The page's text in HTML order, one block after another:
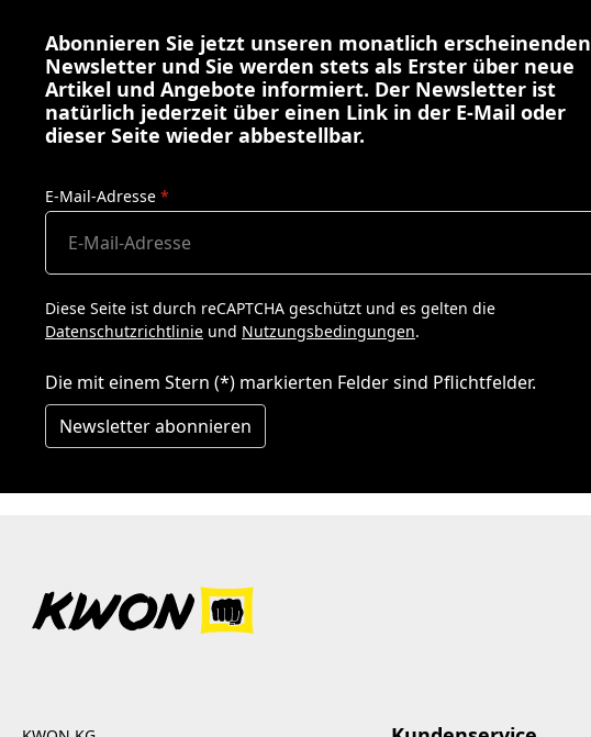
Abonnieren Sie jetzt unseren monatlich erscheinenden
Newsletter und Sie werden stets als Erster über neue
Artikel und Angebote informiert. Der Newsletter ist
natürlich jederzeit über einen Link in der E-Mail oder
dieser Seite wieder abbestellbar.
E-Mail-Adresse *
Diese Seite ist durch reCAPTCHA geschützt und es gelten die
Datenschutzrichtlinie und Nutzungsbedingungen.
Die mit einem Stern (*) markierten Felder sind Pflichtfelder.
Newsletter abonnieren